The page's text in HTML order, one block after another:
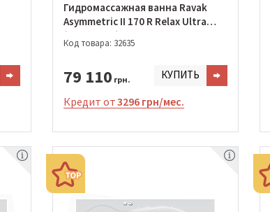
Гидромассажная ванна Ravak
Asymmetric II 170 R Relax Ultra
(GMSR0975)
Код товара: 32635
79 110 грн. КУПИТЬ
Кредит от3296 грн/мес.